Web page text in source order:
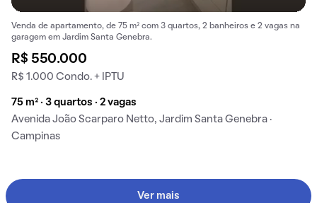
Venda de apartamento, de 75 m² com 3 quartos, 2 banheiros e 2 vagas na
garagem em Jardim Santa Genebra.
R$ 550.000
R$ 1.000 Condo. + IPTU
75 m² · 3 quartos · 2 vagas
Avenida João Scarparo Netto, Jardim Santa Genebra ·
Campinas
Ver mais